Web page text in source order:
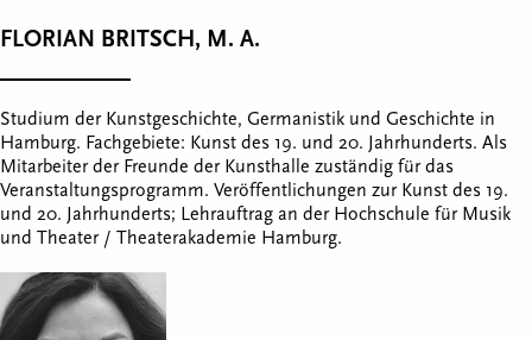
FLORIAN BRITSCH, M. A.
Studium der Kunstgeschichte, Germanistik und Geschichte in
Hamburg. Fachgebiete: Kunst des 19. und 20. Jahrhunderts. Als
Mitarbeiter der Freunde der Kunsthalle zuständig für das
Veranstaltungsprogramm. Veröffentlichungen zur Kunst des 19.
und 20. Jahrhunderts; Lehrauftrag an der Hochschule für Musik
und Theater / Theaterakademie Hamburg.